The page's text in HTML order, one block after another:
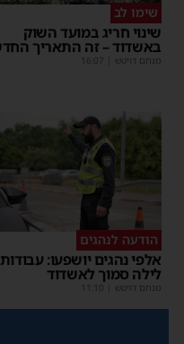
שימו לב
שינוי חריג במועד השוק
באשדוד – זה התאריך החדש
מנחם דויטש |
16:07
הודעה לנהגים
אלפי נהגים יושפעו: עבודות
לילה סמוך לאשדוד
מנחם דויטש |
11:10